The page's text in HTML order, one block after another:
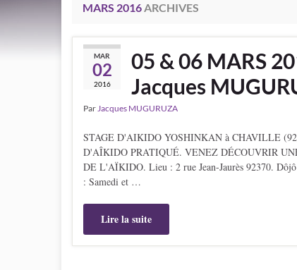
MARS 2016ARCHIVES
MAR
02
2016
05 & 06 MARS
Jacques
ParJacques MUGURUZA
STAGE D'AIKIDO YOSHINKAN à CHAVILLE
D'AÎKIDO PRATIQUÉ. VENEZ DÉCOUVRIR
DE L'AÏKIDO. Lieu : 2 rue Jean-Jaurès 92370.
: Samedi et …
Lire la suite